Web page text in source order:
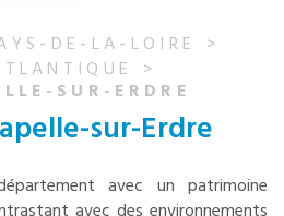
DE-LA-LOIRE
SUR-ERDRE
sur-Erdre
avec un patrimoine